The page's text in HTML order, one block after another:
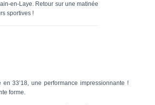
en-Laye. Retour sur une matinée
sportives !
33’18, une performance impressionnante !
forme.